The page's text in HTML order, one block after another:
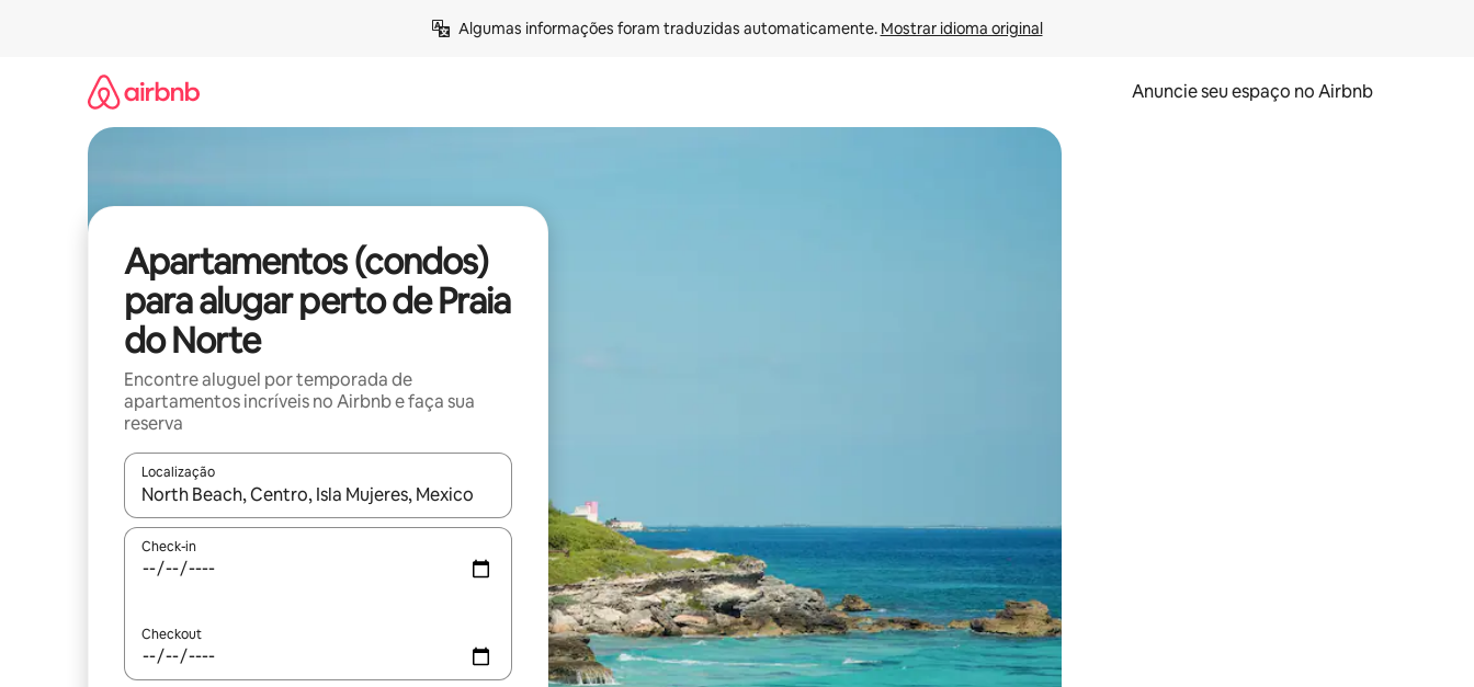
Algumas informações foram traduzidas automaticamente. Mostrar idioma original
Anuncie seu espaço no Airbnb
Apartamentos (condos)
para alugar perto de Praia
do Norte
Encontre aluguel por temporada de
apartamentos incríveis no Airbnb e faça sua
reserva
Localização
Quando os resultados estiverem disponíveis, explore-os usando as seta para cima e para baixo do teclado ou tocando e deslizando o dedo na tela.
Check-in
Checkout